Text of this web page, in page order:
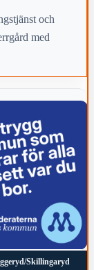
och
med
Skillingaryd